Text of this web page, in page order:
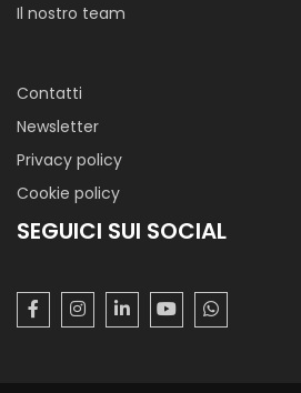
Il nostro team
Contatti
Newsletter
Privacy policy
Cookie policy
SEGUICI SUI SOCIAL